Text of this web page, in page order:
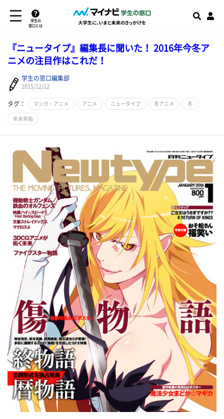
学生の
窓口とは
『ニュータイプ』編集長に聞いた！ 2016年今冬ア
ニメの注目作はこれだ！
学生の窓口編集部
2015/12/12
タグ： マンガ・アニメ アニメ ニュータイプ 冬アニメ 冬
年末年始